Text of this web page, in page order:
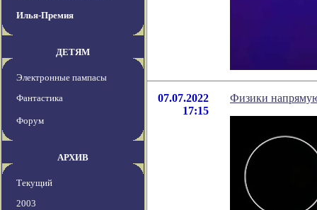
Илья-Премия
ДЕТЯМ
Электронные пампасы
Фантастика
Форум
АРХИВ
Текущий
2003
07.07.2022
17:15
Физики